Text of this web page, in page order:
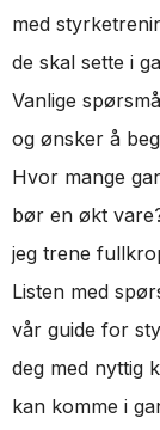
med
de skal sette i
Vanlige
og ønsker å
Hvor mange
bør en økt
jeg trene
Listen med
vår guide for
deg med nyttig
kan komme i